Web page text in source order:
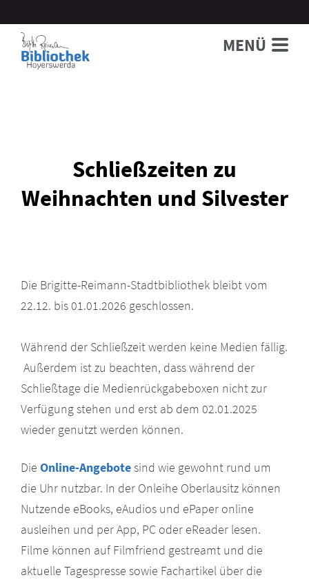
MENÜ
Schließzeiten zu
Weihnachten und Silvester
Die Brigitte-Reimann-Stadtbibliothek bleibt vom
22.12. bis 01.01.2026 geschlossen.
Während der Schließzeit werden keine Medien fällig.
Außerdem ist zu beachten, dass während der
Schließtage die Medienrückgabeboxen nicht zur
Verfügung stehen und erst ab dem 02.01.2025
wieder genutzt werden können.
Die Online-Angebotesind wie gewohnt rund um
die Uhr nutzbar. In der Onleihe Oberlausitz können
Nutzende eBooks, eAudios und ePaper online
ausleihen und per App, PC oder eReader lesen.
Filme können auf Filmfriend gestreamt und die
aktuelle Tagespresse sowie Fachartikel über die